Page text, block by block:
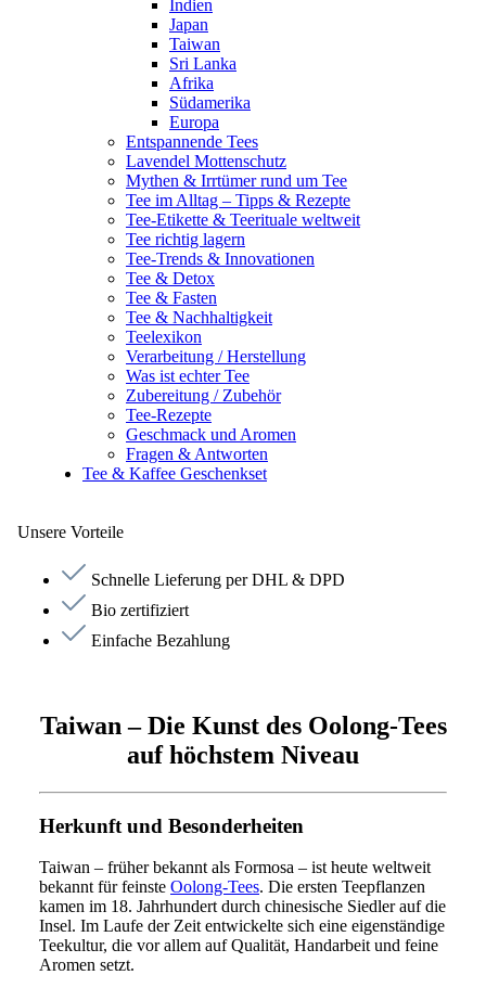
Indien
Japan
Taiwan
Sri Lanka
Afrika
Südamerika
Europa
Entspannende Tees
Lavendel Mottenschutz
Mythen & Irrtümer rund um Tee
Tee im Alltag – Tipps & Rezepte
Tee-Etikette & Teerituale weltweit
Tee richtig lagern
Tee-Trends & Innovationen
Tee & Detox
Tee & Fasten
Tee & Nachhaltigkeit
Teelexikon
Verarbeitung / Herstellung
Was ist echter Tee
Zubereitung / Zubehör
Tee-Rezepte
Geschmack und Aromen
Fragen & Antworten
Tee & Kaffee Geschenkset
Unsere Vorteile
Schnelle Lieferung per DHL & DPD
Bio zertifiziert
Einfache Bezahlung
Taiwan – Die Kunst des Oolong-Tees
auf höchstem Niveau
Herkunft und Besonderheiten
Taiwan – früher bekannt als Formosa – ist heute weltweit
bekannt für feinste Oolong-Tees. Die ersten Teepflanzen
kamen im 18. Jahrhundert durch chinesische Siedler auf die
Insel. Im Laufe der Zeit entwickelte sich eine eigenständige
Teekultur, die vor allem auf Qualität, Handarbeit und feine
Aromen setzt.